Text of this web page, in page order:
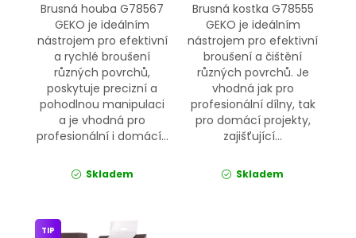
Brusná houba G78567
GEKO je ideálním
nástrojem pro efektivní
a rychlé broušení
různých povrchů,
poskytuje precizní a
pohodlnou manipulaci
a je vhodná pro
profesionální i domácí...
Skladem
Brusná kostka G78555
GEKO je ideálním
nástrojem pro efektivní
broušení a čištění
různých povrchů. Je
vhodná jak pro
profesionální dílny, tak
pro domácí projekty,
zajišťující...
Skladem
TIP